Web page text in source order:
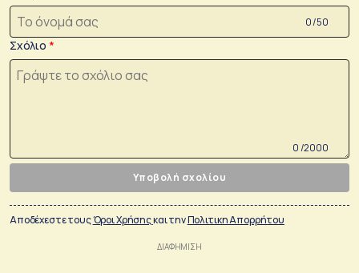
0 /50
Σχόλιο
0 /2000
Υποβολή σχολίου
Αποδέχεστε τουςΌροι Χρήσηςκαι τηνΠολιτικη Απορρήτου